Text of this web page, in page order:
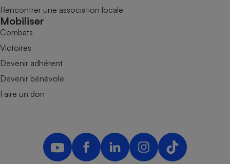
Rencontrer une association locale
Mobiliser
Combats
Victoires
Devenir adhérent
Devenir bénévole
Faire un don